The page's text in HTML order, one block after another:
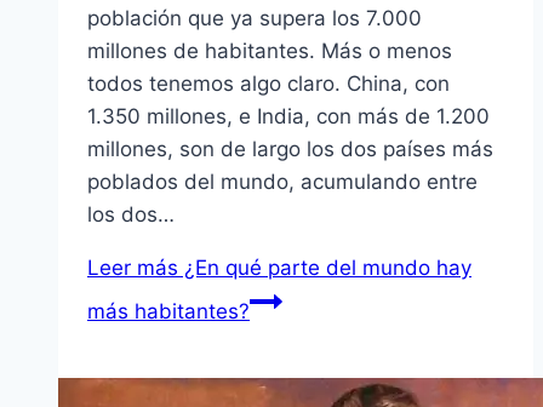
población que ya supera los 7.000
millones de habitantes. Más o menos
todos tenemos algo claro. China, con
1.350 millones, e India, con más de 1.200
millones, son de largo los dos paí­ses más
poblados del mundo, acumulando entre
los dos…
Leer más ¿En qué parte del mundo hay
más habitantes?